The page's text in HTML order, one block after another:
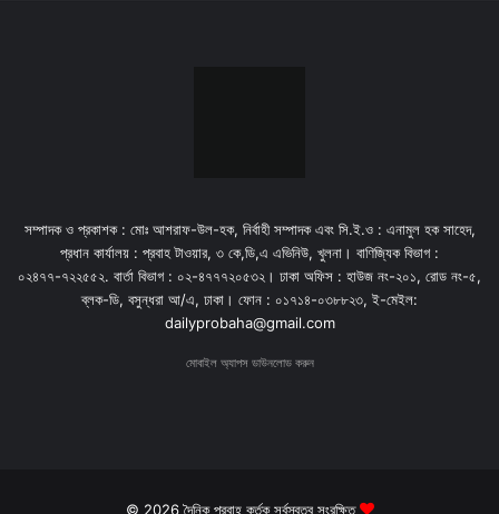
সম্পাদক ও প্রকাশক : মোঃ আশরাফ-উল-হক, নির্বাহী সম্পাদক এবং সি.ই.ও : এনামুল হক সাহেদ,
প্রধান কার্যালয় : প্রবাহ টাওয়ার, ৩ কে,ডি,এ এভিনিউ, খুলনা। বাণিজ্যিক বিভাগ :
০২৪৭৭-৭২২৫৫২. বার্তা বিভাগ : ০২-৪৭৭৭২০৫৩২। ঢাকা অফিস : হাউজ নং-২০১, রোড নং-৫,
ব্লক-ডি, বসুন্ধরা আ/এ, ঢাকা। ফোন : ০১৭১৪-০৩৮৮২৩, ই-মেইল:
dailyprobaha@gmail.com
মোবাইল অ্যাপস ডাউনলোড করুন
© 2026 দৈনিক প্রবাহ কর্তৃক সর্বস্বত্ব সংরক্ষিত